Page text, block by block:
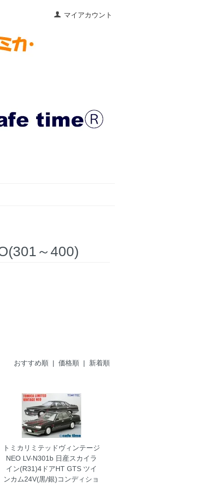
マイアカウント
～400)
おすすめ順 | 価格順 | 新着順
トミカリミテッドヴィンテージ
NEO LV-N301b 日産スカイラ
イン(R31)4ドアHT GTS ツイ
ンカム24V(黒/銀)コンディショ